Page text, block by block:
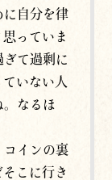
に自分を律
っていま
ぎて過剰に
いない人
なるほ
コインの裏
こに行き